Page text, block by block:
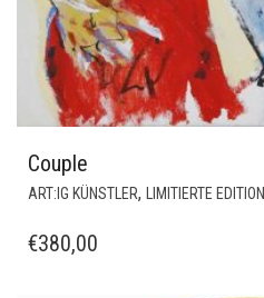
Couple
ART:IG KÜNSTLER, LIMITIERTE EDITION
€380,00